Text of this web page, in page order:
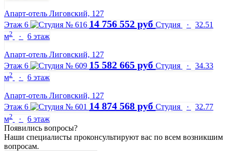
Апарт-отель Лиговский, 127
Этаж 6
14 756 552 руб Студия ·
32.51
м2 · 6 этаж
Апарт-отель Лиговский, 127
Этаж 6
15 582 665 руб Студия ·
34.33
м2 · 6 этаж
Апарт-отель Лиговский, 127
Этаж 6
14 874 568 руб Студия ·
32.77
м2 ·
6 этаж
Появились вопросы?
Наши специалисты проконсультируют вас по всем возникшим
вопросам.